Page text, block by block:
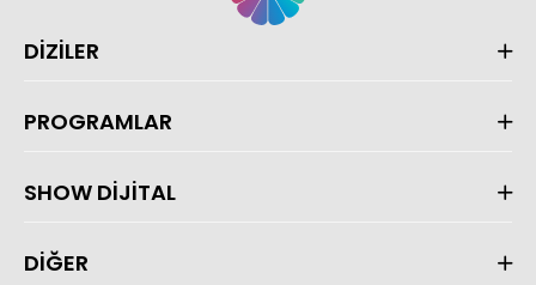
DİZİLER
PROGRAMLAR
SHOW DİJİTAL
DİĞER